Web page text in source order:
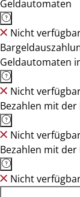
Geldautomaten
Nicht
Geldautomaten
Nicht
Bezahlen mit
Nicht
Bezahlen mit
Nicht